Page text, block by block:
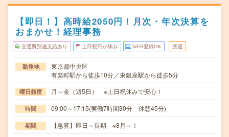
【即日！】高時給2050円！月次・年次決算を
おまかせ！経理事務
交通費別途支給あり 土日祝日が休み WEB登録OK 派遣
勤務地
東京都中央区
有楽町駅から徒歩10分／東銀座駅から徒歩5分
曜日頻度 月～金（週5日） ※土日祝休みで安心！
時間 09:00～17:15(実働7時間30分 休憩45分)
期間 【急募】即日～長期 ※8月～！